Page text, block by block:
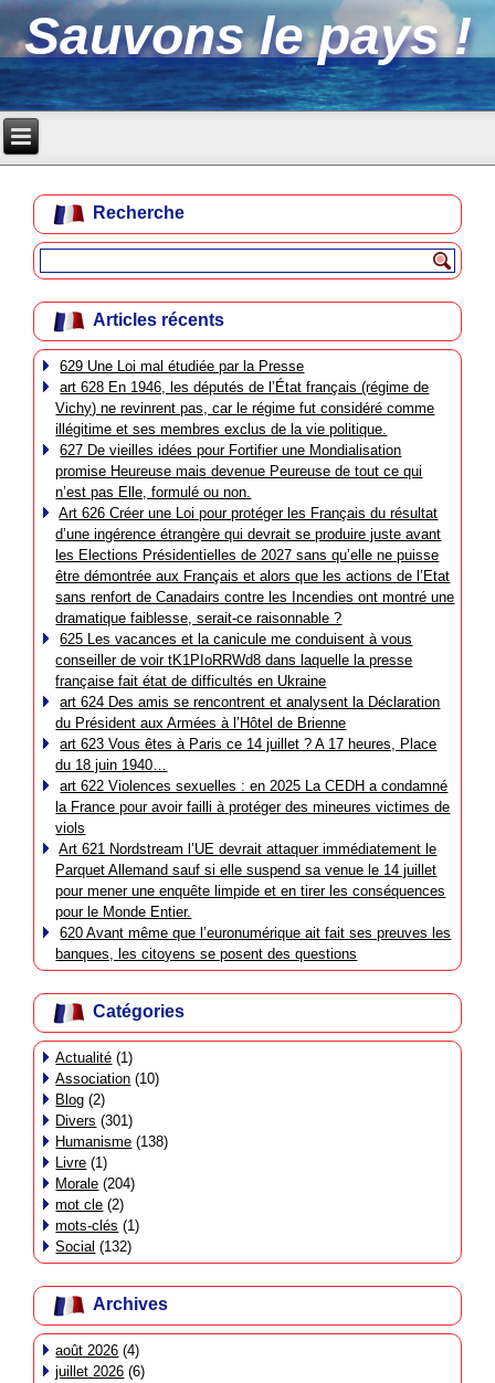
Sauvons le pays !
Recherche
Articles récents
629 Une Loi mal étudiée par la Presse
art 628 En 1946, les députés de l’État français (régime de
Vichy) ne revinrent pas, car le régime fut considéré comme
illégitime et ses membres exclus de la vie politique.
627 De vieilles idées pour Fortifier une Mondialisation
promise Heureuse mais devenue Peureuse de tout ce qui
n’est pas Elle, formulé ou non.
Art 626 Créer une Loi pour protéger les Français du résultat
d’une ingérence étrangère qui devrait se produire juste avant
les Elections Présidentielles de 2027 sans qu’elle ne puisse
être démontrée aux Français et alors que les actions de l’Etat
sans renfort de Canadairs contre les Incendies ont montré une
dramatique faiblesse, serait-ce raisonnable ?
625 Les vacances et la canicule me conduisent à vous
conseiller de voir tK1PIoRRWd8 dans laquelle la presse
française fait état de difficultés en Ukraine
art 624 Des amis se rencontrent et analysent la Déclaration
du Président aux Armées à l’Hôtel de Brienne
art 623 Vous êtes à Paris ce 14 juillet ? A 17 heures, Place
du 18 juin 1940…
art 622 Violences sexuelles : en 2025 La CEDH a condamné
la France pour avoir failli à protéger des mineures victimes de
viols
Art 621 Nordstream l’UE devrait attaquer immédiatement le
Parquet Allemand sauf si elle suspend sa venue le 14 juillet
pour mener une enquête limpide et en tirer les conséquences
pour le Monde Entier.
620 Avant même que l’euronumérique ait fait ses preuves les
banques, les citoyens se posent des questions
Catégories
Actualité (1)
Association (10)
Blog (2)
Divers (301)
Humanisme (138)
Livre (1)
Morale (204)
mot cle (2)
mots-clés (1)
Social (132)
Archives
août 2026 (4)
juillet 2026 (6)